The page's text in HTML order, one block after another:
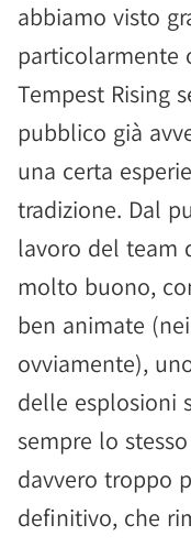
abbiamo visto
particolarmente
Tempest Rising
pubblico già
una certa
tradizione. Dal
lavoro del team
molto buono,
ben animate
ovviamente),
delle esplosioni
sempre lo
davvero troppo
definitivo, che